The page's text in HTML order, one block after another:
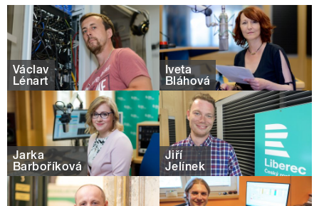
Václav
Lénart
Iveta
Bláhová
Jarka
Barboříková
Jiří
Jelínek